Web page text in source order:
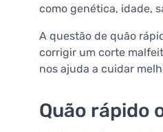
como genética, idade,
A questão de quão
corrigir um corte
nos ajuda a cuidar
Quão rápido